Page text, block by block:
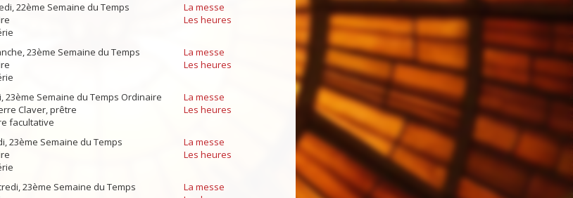
22ème Semaine du Temps
La messe
Les heures
23ème Semaine du Temps
La messe
Les heures
23ème Semaine du Temps Ordinaire
Claver, prêtre
facultative
La messe
Les heures
23ème Semaine du Temps
La messe
Les heures
23ème Semaine du Temps
La messe